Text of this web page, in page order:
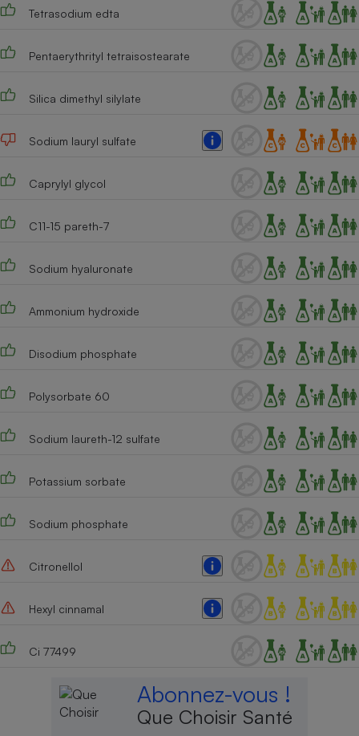
Tetrasodium edta
Pentaerythrityl tetraisostearate
Silica dimethyl silylate
Sodium lauryl sulfate
Caprylyl glycol
C11-15 pareth-7
Sodium hyaluronate
Ammonium hydroxide
Disodium phosphate
Polysorbate 60
Sodium laureth-12 sulfate
Potassium sorbate
Sodium phosphate
Citronellol
Hexyl cinnamal
Ci 77499
Abonnez-vous !
Que Choisir Santé